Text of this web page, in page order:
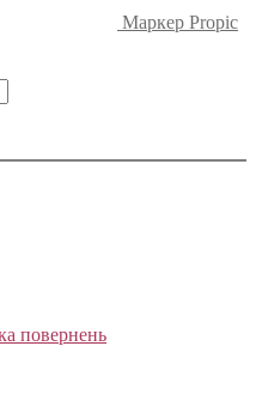
Маркер Propic
повернень